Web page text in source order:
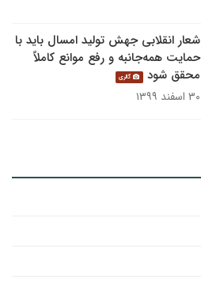
شعار انقلابی جهش تولید امسال باید با
حمایت همه‌جانبه و رفع موانع کاملاً
محقق شود
گالری
۳۰ اسفند ۱۳۹۹